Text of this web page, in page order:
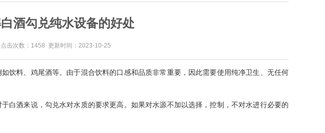
酒勾兑纯水设备的好处
点击次数：1458 更新时间：2023-10-25
饮料、鸡尾酒等。由于混合饮料的口感和品质非常重要，因此需要使用纯净卫生、无任何
白酒来说，勾兑水对水质的要求更高。如果对水源不加以选择，控制，不对水进行必要的